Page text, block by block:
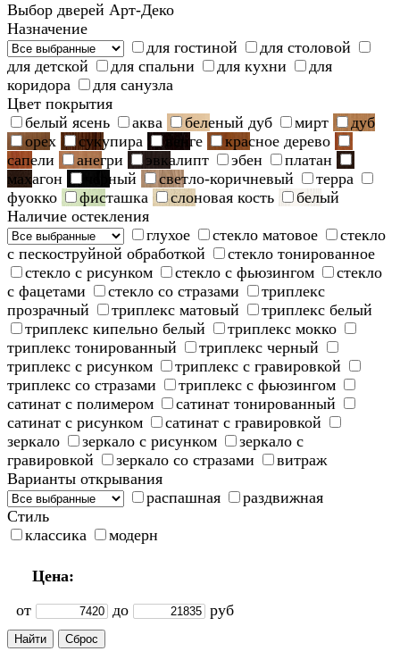
Выбор дверей Арт-Деко
Назначение
для гостиной
для столовой
для детской
для спальни для кухни
для
коридора
для санузла
Цвет покрытия
белый ясень
аква беленый дуб мирт
дуб
орех
сукупира венге
красное дерево
сапели
анегри эвкалипт эбен
платан
махагон
черный светло-коричневый
терра
фуокко
фисташка слоновая кость
белый
Наличие остекления
глухое
стекло матовое
стекло
с пескоструйной обработкой
стекло тонированное
стекло с рисунком
стекло с фьюзингом
стекло
с фацетами
стекло со стразами
триплекс
прозрачный
триплекс матовый
триплекс белый
триплекс кипельно белый
триплекс мокко
триплекс тонированный
триплекс черный
триплекс с рисунком
триплекс с гравировкой
триплекс со стразами
триплекс с фьюзингом
сатинат с полимером
сатинат тонированный
сатинат с рисунком
сатинат с гравировкой
зеркало
зеркало с рисунком
зеркало с
гравировкой
зеркало со стразами
витраж
Варианты открывания
распашная
раздвижная
Стиль
классика
модерн
Цена:
от
до руб